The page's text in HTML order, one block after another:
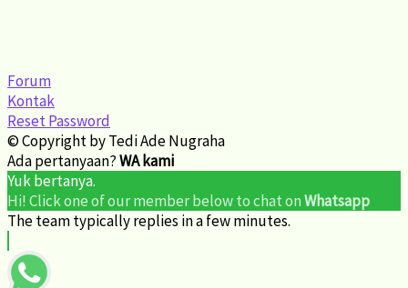
Forum
Kontak
Reset Password
© Copyright by Tedi Ade Nugraha
Ada pertanyaan?WA kami
Yuk bertanya.
Hi! Click one of our member below to chat onWhatsapp
The team typically replies in a few minutes.